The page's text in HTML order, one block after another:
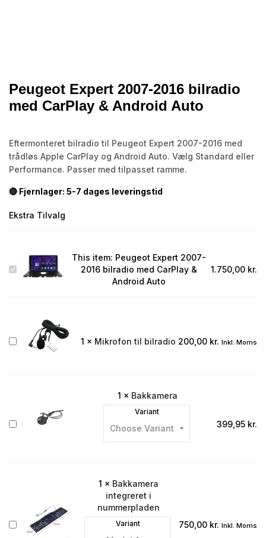
Peugeot Expert 2007-2016 bilradio
med CarPlay & Android Auto
Eftermonteret bilradio til Peugeot Expert 2007-2016 med
trådløs Apple CarPlay og Android Auto. Vælg Standard eller
Performance. Passer med tilpasset ramme.
🔴 Fjernlager: 5-7 dages leveringstid
Ekstra Tilvalg
Peugeot
Expert
CarPlay
Auto
This item: Peugeot Expert 2007-
2016 bilradio med CarPlay &
Android Auto
1.750,00 kr.
Mikrofon
1 × Mikrofon til bilradio 200,00 kr. Inkl. Moms
Bakkamera
1 × Bakkamera
Variant
399,95 kr.
Bakkamera
integreret
1 × Bakkamera
integreret i
nummerpladen
Variant 750,00 kr. Inkl. Moms